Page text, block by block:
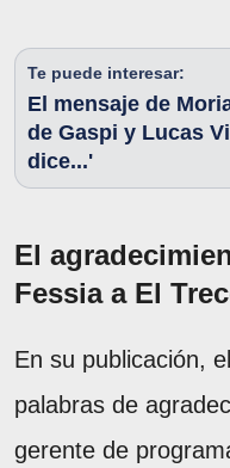
Te puede interesar:
El mensaje de
de Gaspi y Lucas
dice...'
El
Fessia a El
En su publicación,
palabras de
gerente de